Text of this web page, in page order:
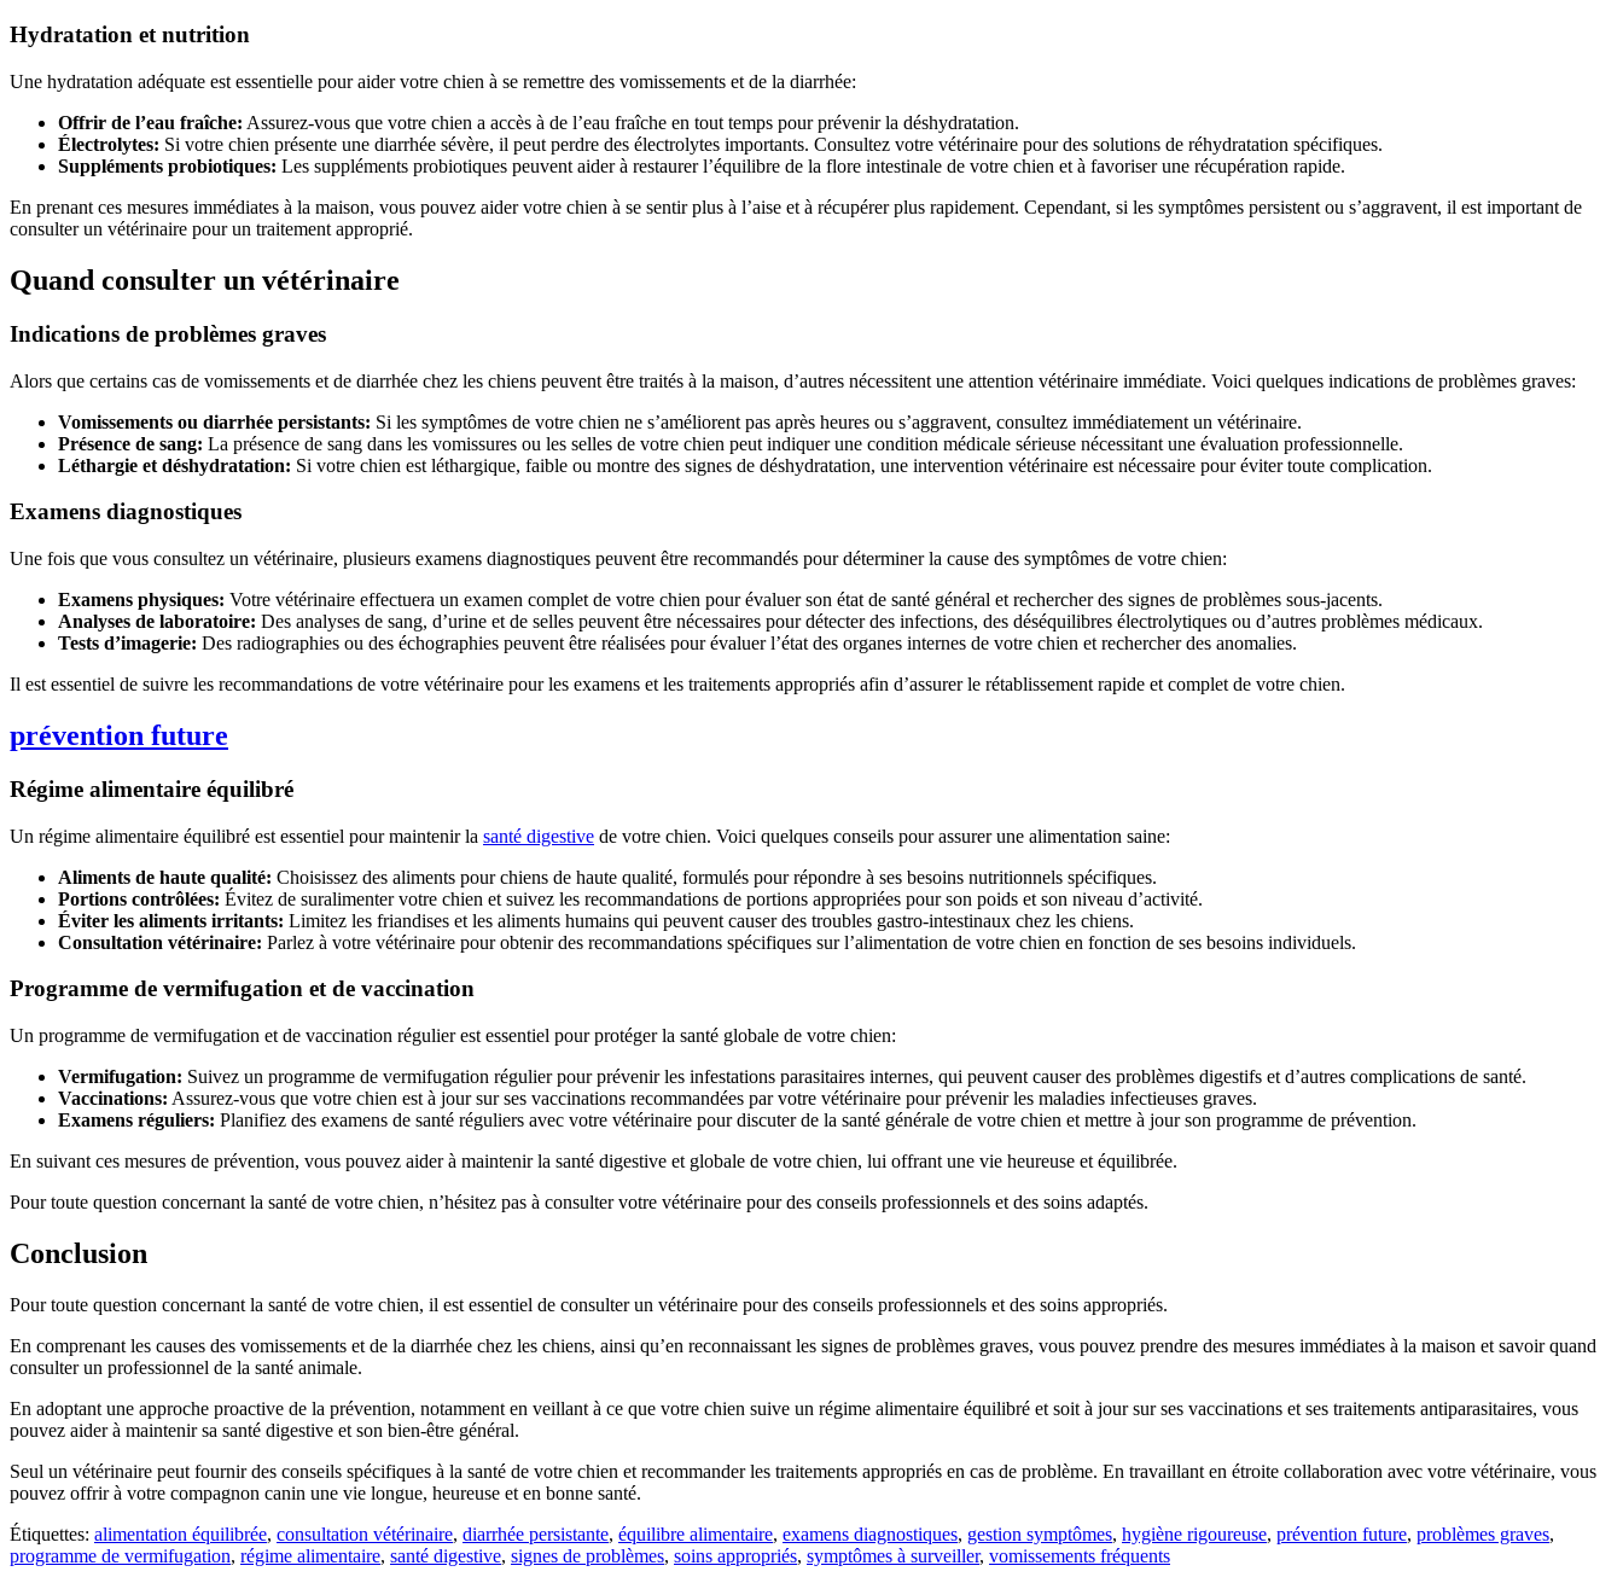
Hydratation et nutrition
Une hydratation adéquate est essentielle pour aider votre chien à se remettre des vomissements et de la diarrhée:
Offrir de l’eau fraîche: Assurez-vous que votre chien a accès à de l’eau fraîche en tout temps pour prévenir la déshydratation.
Électrolytes: Si votre chien présente une diarrhée sévère, il peut perdre des électrolytes importants. Consultez votre vétérinaire pour des solutions de réhydratation spécifiques.
Suppléments probiotiques: Les suppléments probiotiques peuvent aider à restaurer l’équilibre de la flore intestinale de votre chien et à favoriser une récupération rapide.
En prenant ces mesures immédiates à la maison, vous pouvez aider votre chien à se sentir plus à l’aise et à récupérer plus rapidement. Cependant, si les symptômes persistent ou s’aggravent, il est important de
consulter un vétérinaire pour un traitement approprié.
Quand consulter un vétérinaire
Indications de problèmes graves
Alors que certains cas de vomissements et de diarrhée chez les chiens peuvent être traités à la maison, d’autres nécessitent une attention vétérinaire immédiate. Voici quelques indications de problèmes graves:
Vomissements ou diarrhée persistants: Si les symptômes de votre chien ne s’améliorent pas après heures ou s’aggravent, consultez immédiatement un vétérinaire.
Présence de sang: La présence de sang dans les vomissures ou les selles de votre chien peut indiquer une condition médicale sérieuse nécessitant une évaluation professionnelle.
Léthargie et déshydratation: Si votre chien est léthargique, faible ou montre des signes de déshydratation, une intervention vétérinaire est nécessaire pour éviter toute complication.
Examens diagnostiques
Une fois que vous consultez un vétérinaire, plusieurs examens diagnostiques peuvent être recommandés pour déterminer la cause des symptômes de votre chien:
Examens physiques: Votre vétérinaire effectuera un examen complet de votre chien pour évaluer son état de santé général et rechercher des signes de problèmes sous-jacents.
Analyses de laboratoire: Des analyses de sang, d’urine et de selles peuvent être nécessaires pour détecter des infections, des déséquilibres électrolytiques ou d’autres problèmes médicaux.
Tests d’imagerie: Des radiographies ou des échographies peuvent être réalisées pour évaluer l’état des organes internes de votre chien et rechercher des anomalies.
Il est essentiel de suivre les recommandations de votre vétérinaire pour les examens et les traitements appropriés afin d’assurer le rétablissement rapide et complet de votre chien.
prévention future
Régime alimentaire équilibré
Un régime alimentaire équilibré est essentiel pour maintenir la santé digestive de votre chien. Voici quelques conseils pour assurer une alimentation saine:
Aliments de haute qualité: Choisissez des aliments pour chiens de haute qualité, formulés pour répondre à ses besoins nutritionnels spécifiques.
Portions contrôlées: Évitez de suralimenter votre chien et suivez les recommandations de portions appropriées pour son poids et son niveau d’activité.
Éviter les aliments irritants: Limitez les friandises et les aliments humains qui peuvent causer des troubles gastro-intestinaux chez les chiens.
Consultation vétérinaire: Parlez à votre vétérinaire pour obtenir des recommandations spécifiques sur l’alimentation de votre chien en fonction de ses besoins individuels.
Programme de vermifugation et de vaccination
Un programme de vermifugation et de vaccination régulier est essentiel pour protéger la santé globale de votre chien:
Vermifugation: Suivez un programme de vermifugation régulier pour prévenir les infestations parasitaires internes, qui peuvent causer des problèmes digestifs et d’autres complications de santé.
Vaccinations: Assurez-vous que votre chien est à jour sur ses vaccinations recommandées par votre vétérinaire pour prévenir les maladies infectieuses graves.
Examens réguliers: Planifiez des examens de santé réguliers avec votre vétérinaire pour discuter de la santé générale de votre chien et mettre à jour son programme de prévention.
En suivant ces mesures de prévention, vous pouvez aider à maintenir la santé digestive et globale de votre chien, lui offrant une vie heureuse et équilibrée.
Pour toute question concernant la santé de votre chien, n’hésitez pas à consulter votre vétérinaire pour des conseils professionnels et des soins adaptés.
Conclusion
Pour toute question concernant la santé de votre chien, il est essentiel de consulter un vétérinaire pour des conseils professionnels et des soins appropriés.
En comprenant les causes des vomissements et de la diarrhée chez les chiens, ainsi qu’en reconnaissant les signes de problèmes graves, vous pouvez prendre des mesures immédiates à la maison et savoir quand
consulter un professionnel de la santé animale.
En adoptant une approche proactive de la prévention, notamment en veillant à ce que votre chien suive un régime alimentaire équilibré et soit à jour sur ses vaccinations et ses traitements antiparasitaires, vous
pouvez aider à maintenir sa santé digestive et son bien-être général.
Seul un vétérinaire peut fournir des conseils spécifiques à la santé de votre chien et recommander les traitements appropriés en cas de problème. En travaillant en étroite collaboration avec votre vétérinaire, vous
pouvez offrir à votre compagnon canin une vie longue, heureuse et en bonne santé.
Étiquettes: alimentation équilibrée, consultation vétérinaire, diarrhée persistante, équilibre alimentaire, examens diagnostiques, gestion symptômes, hygiène rigoureuse, prévention future, problèmes graves,
programme de vermifugation, régime alimentaire, santé digestive, signes de problèmes, soins appropriés, symptômes à surveiller, vomissements fréquents